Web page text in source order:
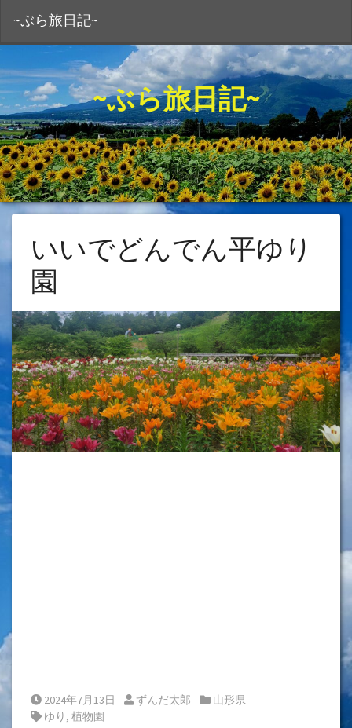
~ぶら旅日記~
~ぶら旅日記~
いいでどんでん平ゆり
園
Posted on
2024年7月13日 Posted by
ずんだ太郎 Posted in
山形県
Tags:
ゆり , 植物園